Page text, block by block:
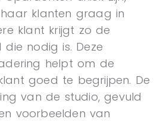
klanten graag in
klant krijgt zo de
nodig is. Deze
helpt om de
goed te begrijpen. De
van de studio, gevuld
voorbeelden van